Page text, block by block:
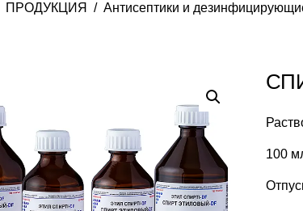
ПРОДУКЦИЯ Антисептики и
100